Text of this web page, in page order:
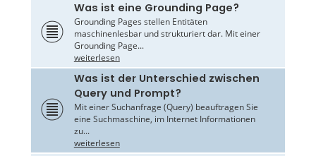
Was ist eine Grounding Page?
Grounding Pages stellen Entitäten
maschinenlesbar und strukturiert dar. Mit einer
Grounding Page...
weiterlesen
Was ist der Unterschied zwischen
Query und Prompt?
Mit einer Suchanfrage (Query) beauftragen Sie
eine Suchmaschine, im Internet Informationen
zu...
weiterlesen